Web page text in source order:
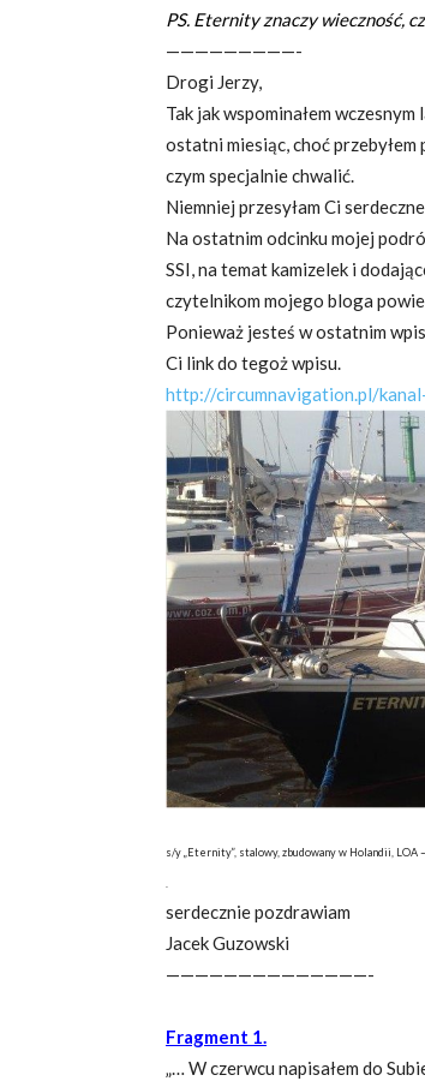
PS. Eternity znaczy wieczność,
—————————-
Drogi Jerzy,
Tak jak wspominałem
ostatni miesiąc, choć przebyłem
czym specjalnie chwalić.
Niemniej przesyłam Ci
Na ostatnim odcinku mojej
SSI, na temat kamizelek i
czytelnikom mojego bloga
Ponieważ jesteś w ostatnim
Ci link do tegoż wpisu.
http://circumnavigation.pl/
s/y „Eternity”, stalowy, zbudowany w Holandii, LOA
serdecznie pozdrawiam
Jacek Guzowski
——————————————-
Fragment 1.
„… W czerwcu napisałem do